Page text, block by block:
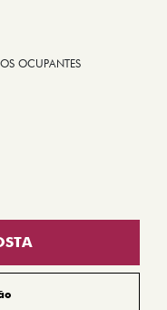
OCUPANTES